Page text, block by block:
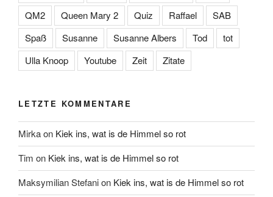
QM2
Queen Mary 2 Quiz Raffael
SAB
Spaß
Susanne Susanne Albers Tod
tot
Ulla Knoop
Youtube Zeit Zitate
LETZTE KOMMENTARE
Mirkaon Kiek ins, wat is de Himmel so rot
Tim on Kiek ins, wat is de Himmel so rot
Maksymilian Stefanion Kiek ins, wat is de Himmel so rot